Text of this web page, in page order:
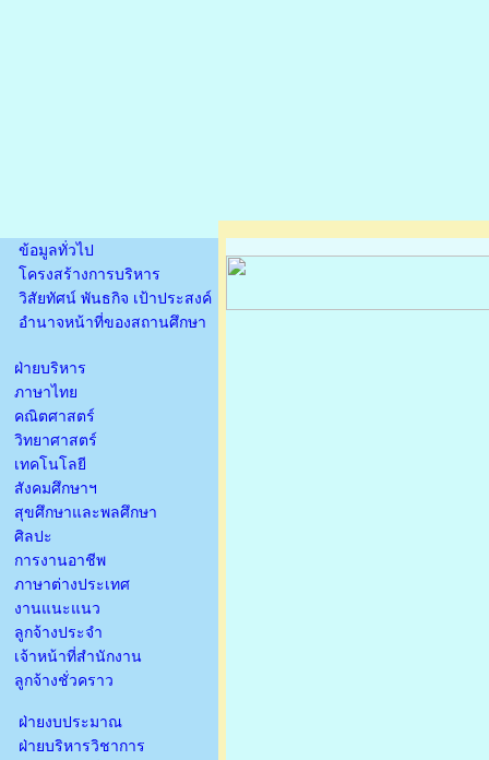
ข้อมูลทั่วไป
โครงสร้างการบริหาร
วิสัยทัศน์ พันธกิจ เป้าประสงค์
อำนาจหน้าที่ของสถานศึกษา
ฝ่ายบริหาร
ภาษาไทย
คณิตศาสตร์
วิทยาศาสตร์
เทคโนโลยี
สังคมศึกษาฯ
สุขศึกษาและพลศึกษา
ศิลปะ
การงานอาชีพ
ภาษาต่างประเทศ
งานแนะแนว
ลูกจ้างประจำ
เจ้าหน้าที่สำนักงาน
ลูกจ้างชั่วคราว
ฝ่ายงบประมาณ
ฝ่ายบริหารวิชาการ